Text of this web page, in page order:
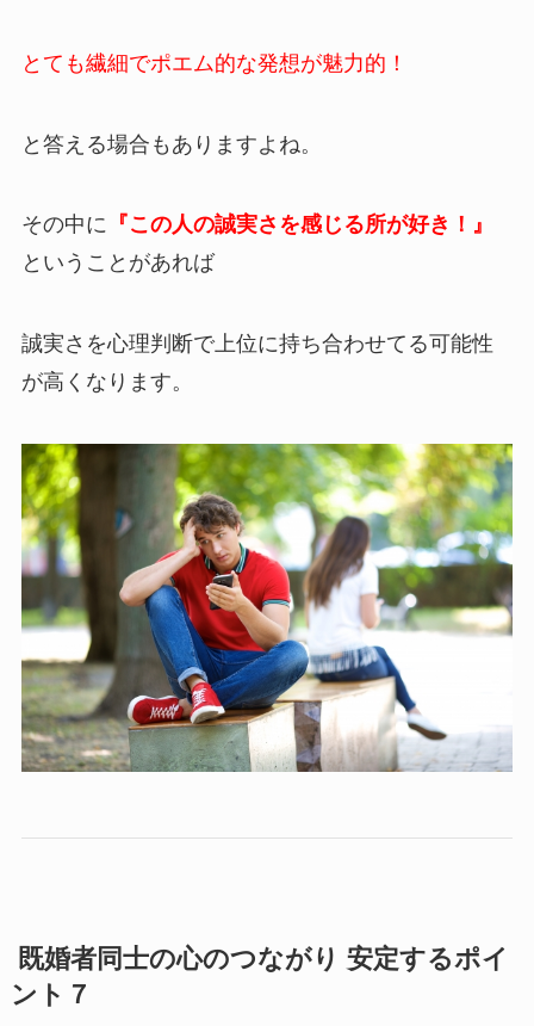
とても繊細でポエム的な発想が魅力的！
と答える場合もありますよね。
その中に 『この人の誠実さを感じる所が好き！』
ということがあれば
誠実さを心理判断で上位に持ち合わせてる可能性
が高くなります。
既婚者同士の心のつながり 安定するポイ
ント７